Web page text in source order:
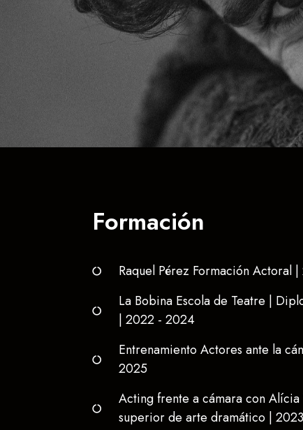
Formación
Raquel Pérez Formación Actoral
La Bobina Escola de Teatre |
| 2022 - 2024
Entrenamiento Actores ante la
2025
Acting frente a cámara con
superior de arte dramático | 2023